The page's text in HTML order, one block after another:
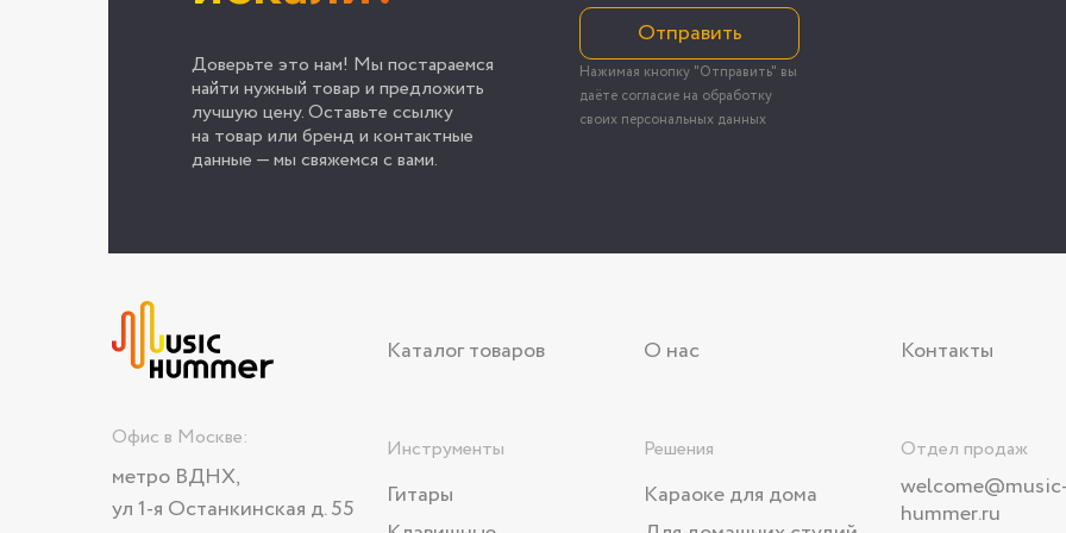
Доверьте это нам! Мы постараемся
найти нужный товар и предложить
лучшую цену. Оставьте ссылку
на товар или бренд и контактные
данные — мы свяжемся с вами.
Отправить
Нажимая кнопку "Отправить" вы
даёте согласие на обработку
своих персональных данных
Каталог товаров О нас Контакты
Инструменты
Гитары
Решения
Караоке для дома
Отдел продаж
hummer.ru
Офис в Москве:
метро ВДНХ,
ул 1-я Останкинская д. 55